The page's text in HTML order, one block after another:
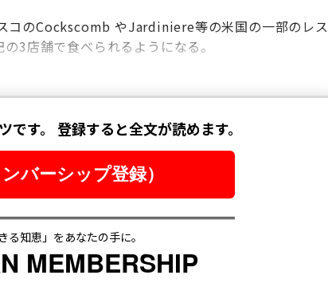
コのCockscomb やJardiniere等の米国の一部のレス
3店舗で食べられるようになる。